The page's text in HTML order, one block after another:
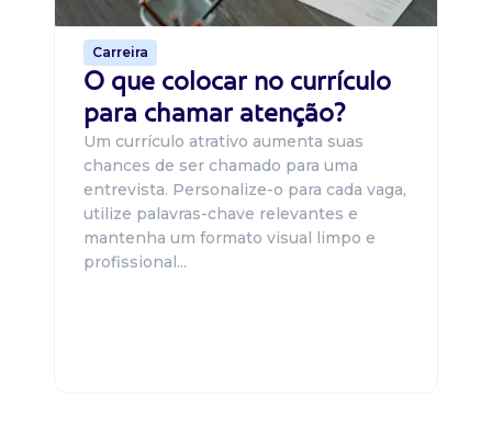
Carreira
O que colocar no currículo
para chamar atenção?
Um currículo atrativo aumenta suas
chances de ser chamado para uma
entrevista. Personalize-o para cada vaga,
utilize palavras-chave relevantes e
mantenha um formato visual limpo e
profissional...